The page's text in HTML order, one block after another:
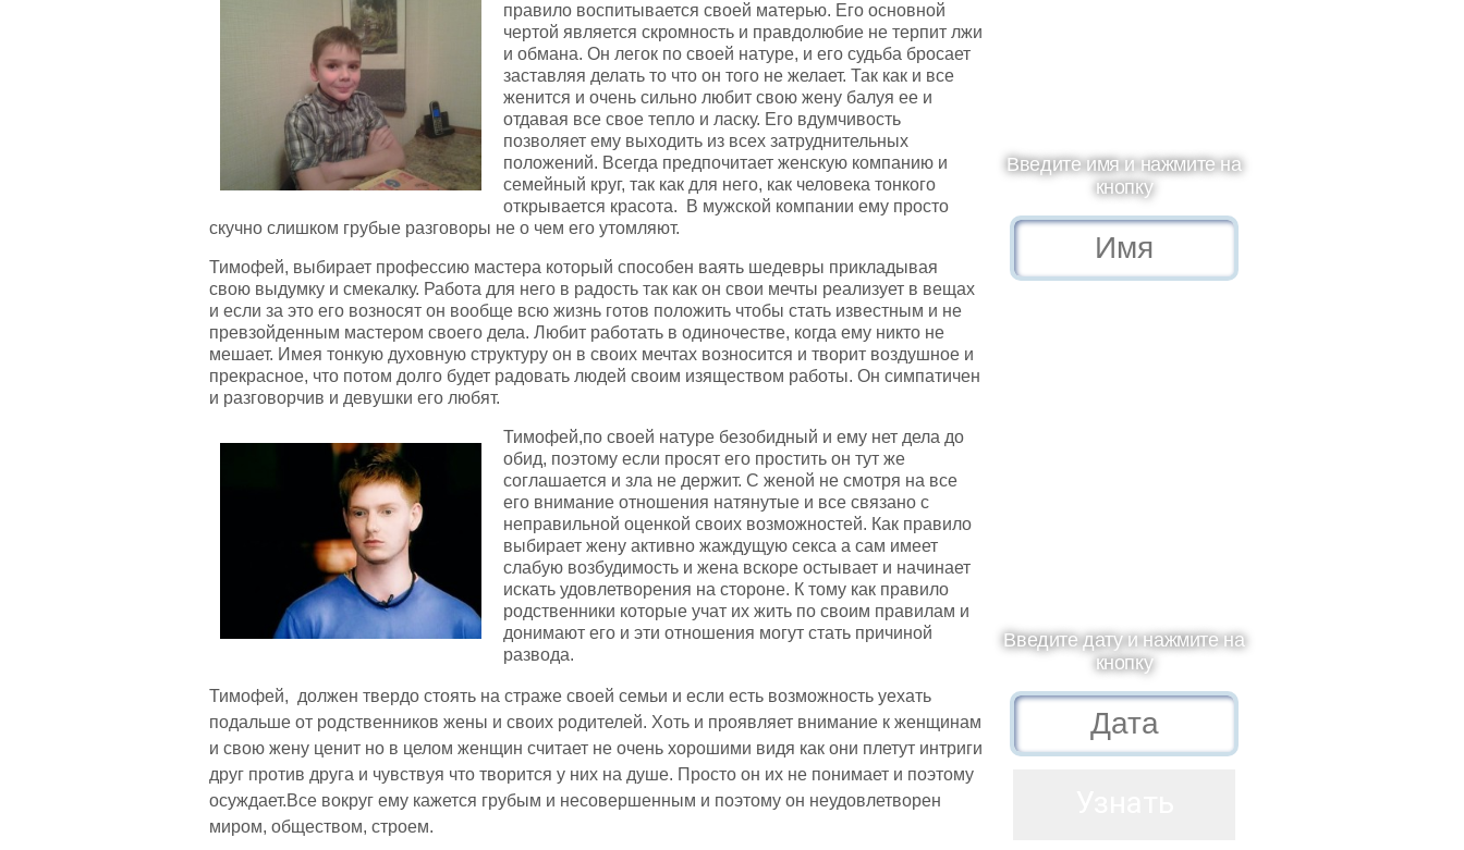
правило воспитывается своей матерью. Его основной
чертой является скромность и правдолюбие не терпит лжи
и обмана. Он легок по своей натуре, и его судьба бросает
заставляя делать то что он того не желает. Так как и все
женится и очень сильно любит свою жену балуя ее и
отдавая все свое тепло и ласку. Его вдумчивость
позволяет ему выходить из всех затруднительных
положений. Всегда предпочитает женскую компанию и
семейный круг, так как для него, как человека тонкого
открывается красота. В мужской компании ему просто
скучно слишком грубые разговоры не о чем его утомляют.
Тимофей, выбирает профессию мастера который способен ваять шедевры прикладывая
свою выдумку и смекалку. Работа для него в радость так как он свои мечты реализует в вещах
и если за это его возносят он вообще всю жизнь готов положить чтобы стать известным и не
превзойденным мастером своего дела. Любит работать в одиночестве, когда ему никто не
мешает. Имея тонкую духовную структуру он в своих мечтах возносится и творит воздушное и
прекрасное, что потом долго будет радовать людей своим изяществом работы. Он симпатичен
и разговорчив и девушки его любят.
Тимофей,по своей натуре безобидный и ему нет дела до
обид, поэтому если просят его простить он тут же
соглашается и зла не держит. С женой не смотря на все
его внимание отношения натянутые и все связано с
неправильной оценкой своих возможностей. Как правило
выбирает жену активно жаждущую секса а сам имеет
слабую возбудимость и жена вскоре остывает и начинает
искать удовлетворения на стороне. К тому как правило
родственники которые учат их жить по своим правилам и
донимают его и эти отношения могут стать причиной
развода.
Тимофей, должен твердо стоять на страже своей семьи и если есть возможность уехать
подальше от родственников жены и своих родителей. Хоть и проявляет внимание к женщинам
и свою жену ценит но в целом женщин считает не очень хорошими видя как они плетут интриги
друг против друга и чувствуя что творится у них на душе. Просто он их не понимает и поэтому
осуждает.Все вокруг ему кажется грубым и несовершенным и поэтому он неудовлетворен
миром, обществом, строем.
Введите имя и нажмите на
кнопку
Введите дату и нажмите на
кнопку